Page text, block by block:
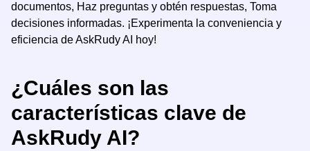
documentos, Haz preguntas y obtén respuestas, Toma
decisiones informadas. ¡Experimenta la conveniencia y
eficiencia de AskRudy AI hoy!
¿Cuáles son las
características clave de
AskRudy AI?